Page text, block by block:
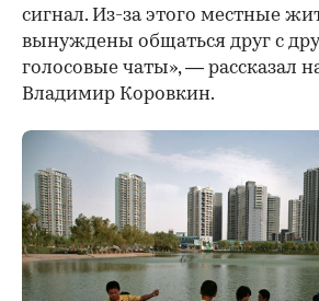
сигнал. Из-за этого местные
вынуждены общаться друг с
голосовые чаты», — рассказал
Владимир Коровкин.